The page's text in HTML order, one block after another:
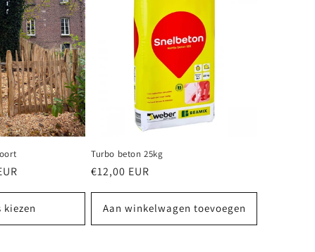
kiezen
Turbo beton 25kg
Normale
€12,00 EUR
Aan winkelwagen toevoegen